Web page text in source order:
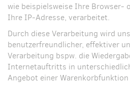
wie beispielsweise Ihre Browser-
Ihre IP-Adresse, verarbeitet.
Durch diese Verarbeitung wird
benutzerfreundlicher, effektiver
Verarbeitung bspw. die
Internetauftritts in
Angebot einer